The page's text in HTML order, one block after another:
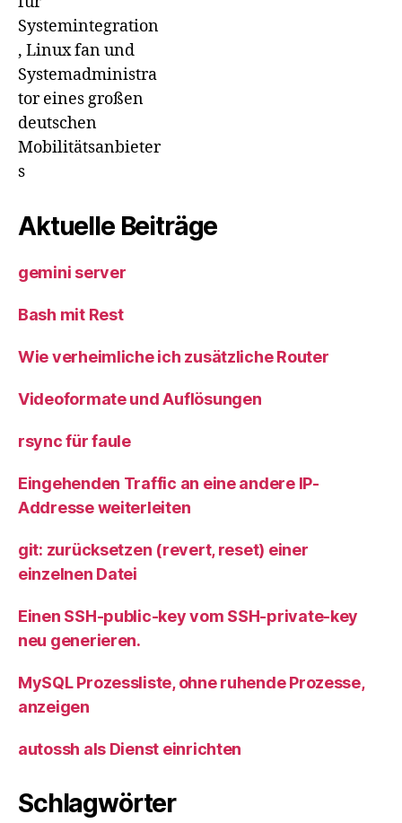
Systemintegration
, Linux fan und
Systemadministra
tor eines großen
deutschen
Mobilitätsanbieter
s
Aktuelle Beiträge
gemini server
Bash mit Rest
Wie verheimliche ich zusätzliche Router
Videoformate und Auflösungen
rsync für faule
Eingehenden Traffic an eine andere IP-
Addresse weiterleiten
git: zurücksetzen (revert, reset) einer
einzelnen Datei
Einen SSH-public-key vom SSH-private-key
neu generieren.
MySQL Prozessliste, ohne ruhende Prozesse,
anzeigen
autossh als Dienst einrichten
Schlagwörter